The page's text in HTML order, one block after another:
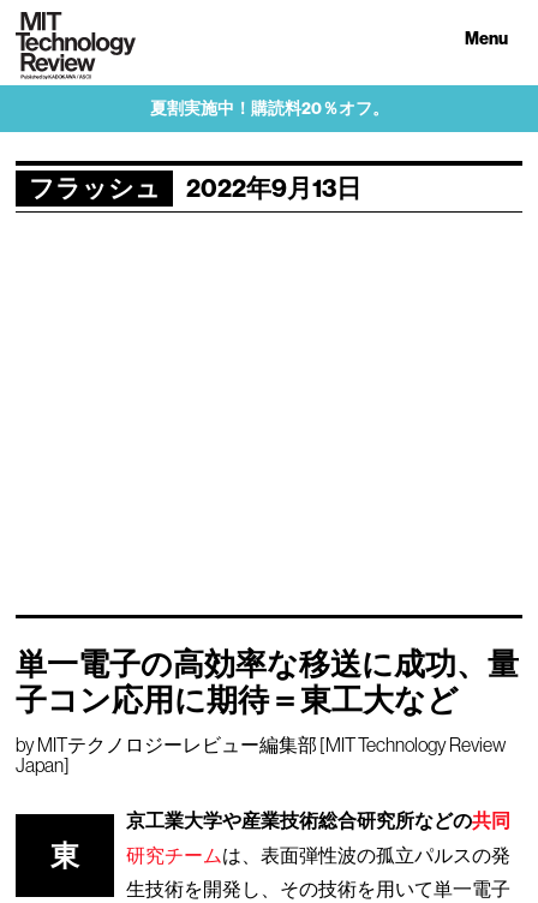
Menu
夏割実施中！購読料20％オフ。
フラッシュ 2022年9月13日
単一電子の高効率な移送に成功、量
子コン応用に期待＝東工大など
byMITテクノロジーレビュー編集部 [MIT Technology Review
Japan]
東
京工業大学や産業技術総合研究所などの共同
研究チームは、表面弾性波の孤立パルスの発
生技術を開発し、その技術を用いて単一電子